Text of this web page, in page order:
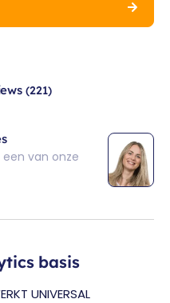
basis
UNIVERSAL
(221)
van onze